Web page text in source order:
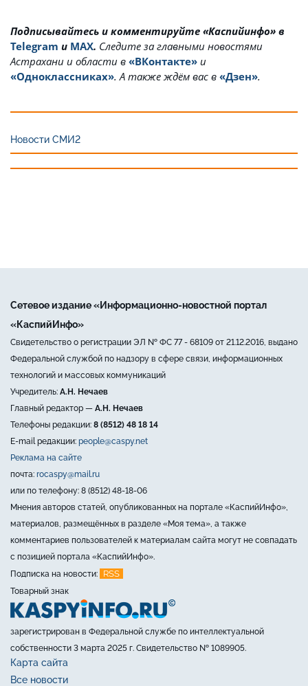
Подписывайтесь и комментируйте «Каспийинфо» в
Telegram и MAX. Cледите за главными новостями
Астрахани и области в «ВКонтакте» и
«Одноклассниках». А также ждём вас в «Дзен».
Новости СМИ2
Сетевое издание «Информационно-новостной портал
«КаспийИнфо»
Свидетельство о регистрации ЭЛ № ФС 77 - 68109 от 21.12.2016, выдано
Федеральной службой по надзору в сфере связи, информационных
технологий и массовых коммуникаций
Учредитель: А.Н. Нечаев
Главный редактор — А.Н. Нечаев
Телефоны редакции: 8 (8512) 48 18 14
E-mail редакции: people@caspy.net
Реклама на сайте
почта: rocaspy@mail.ru
или по телефону: 8 (8512) 48-18-06
Мнения авторов статей, опубликованных на портале «КаспийИнфо»,
материалов, размещённых в разделе «Моя тема», а также
комментариев пользователей к материалам сайта могут не совпадать
с позицией портала «КаспийИнфо».
Подписка на новости:
RSS
Товарный знак
зарегистрирован в Федеральной службе по интеллектуальной
собственности 3 марта 2025 г. Свидетельство № 1089905.
Карта сайта
Все новости